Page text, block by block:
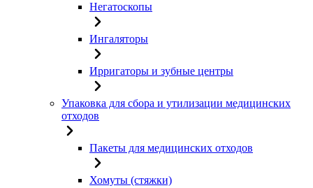
Негатоскопы
Ингаляторы
Ирригаторы и зубные центры
Упаковка для сбора и утилизации медицинских
отходов
Пакеты для медицинских отходов
Хомуты (стяжки)